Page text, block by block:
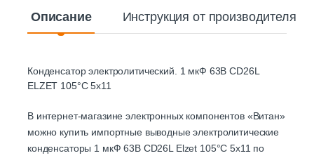
Описание Инструкция от производителя
Конденсатор электролитический. 1 мкФ 63В CD26L
ELZET 105°C 5х11
В интернет-магазине электронных компонентов «Витан»
можно купить импортные выводные электролитические
конденсаторы 1 мкФ 63В CD26L Elzet 105°C 5х11 по